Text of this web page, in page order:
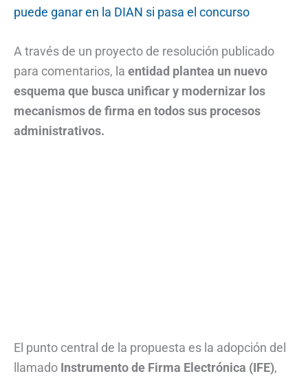
puede ganar en la DIAN si pasa el concurso
A través de un proyecto de resolución publicado
para comentarios, la entidad plantea un nuevo
esquema que busca unificar y modernizar los
mecanismos de firma en todos sus procesos
administrativos.
El punto central de la propuesta es la adopción del
llamado Instrumento de Firma Electrónica (IFE),